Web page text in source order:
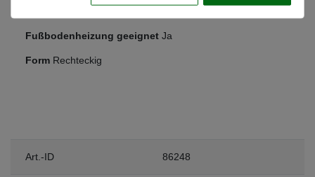
Fußbodenheizung geeignet Ja
Form Rechteckig
Art.-ID 86248